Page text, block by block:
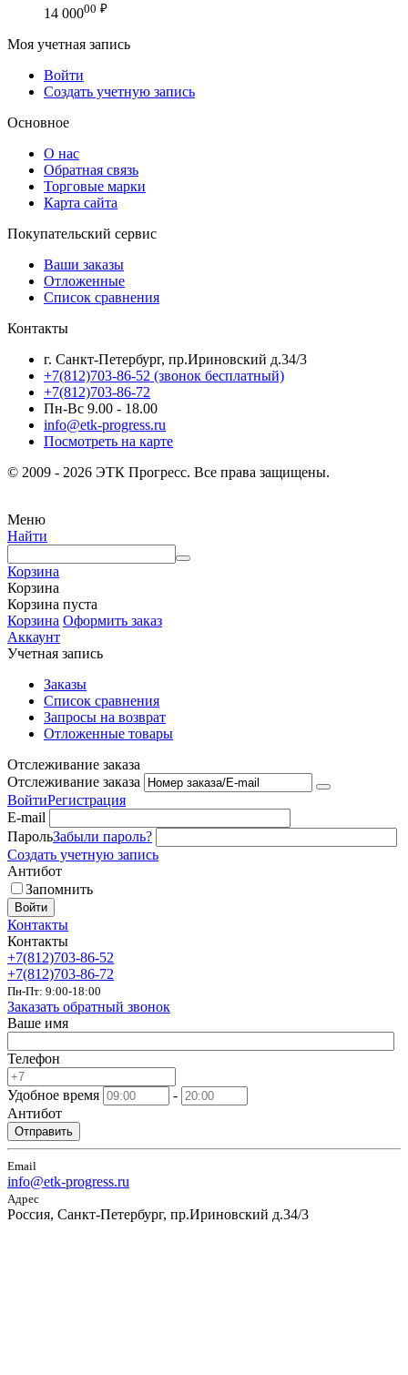
14 00000 ₽
Моя учетная запись
Войти
Создать учетную запись
Основное
О нас
Обратная связь
Торговые марки
Карта сайта
Покупательский сервис
Ваши заказы
Отложенные
Список сравнения
Контакты
г. Санкт-Петербург, пр.Ириновский д.34/3
+7(812)703-86-52 (звонок бесплатный)
+7(812)703-86-72
Пн-Вс 9.00 - 18.00
info@etk-progress.ru
Посмотреть на карте
© 2009 - 2026 ЭТК Прогресс. Все права защищены.
Меню
Найти
Корзина
Корзина
Корзина пуста
Корзина Оформить заказ
Аккаунт
Учетная запись
Заказы
Список сравнения
Запросы на возврат
Отложенные товары
Отслеживание заказа
Отслеживание заказа
ВойтиРегистрация
E-mail
ПарольЗабыли пароль?
Создать учетную запись
Антибот
Запомнить
Войти
Контакты
Контакты
+7(812)703-86-52
+7(812)703-86-72
Пн-Пт: 9:00-18:00
Заказать обратный звонок
Ваше имя
Телефон
Удобное время
-
Антибот
Отправить
Email
info@etk-progress.ru
Адрес
Россия, Санкт-Петербург, пр.Ириновский д.34/3